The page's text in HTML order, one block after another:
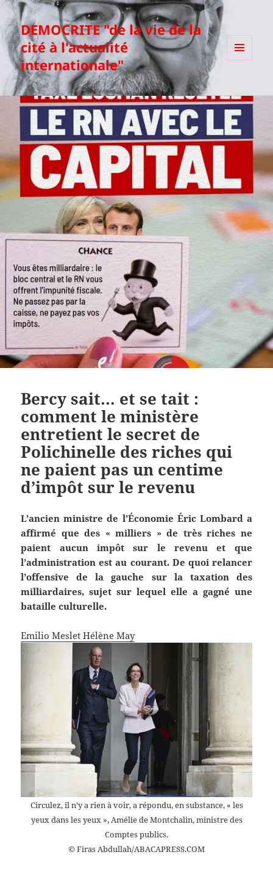
DEMOCRITE "de la vie de la
cité à l'actualité
internationale"
Bercy sait… et se tait :
comment le ministère
entretient le secret de
Polichinelle des riches qui
ne paient pas un centime
d’impôt sur le revenu
L’ancien ministre de l’Économie Éric Lombard a
affirmé que des « milliers » de très riches ne
paient aucun impôt sur le revenu et que
l’administration est au courant. De quoi relancer
l’offensive de la gauche sur la taxation des
milliardaires, sujet sur lequel elle a gagné une
bataille culturelle.
Emilio MesletHélène May
Circulez, il n’y a rien à voir, a répondu, en substance, « les
yeux dans les yeux », Amélie de Montchalin, ministre des
Comptes publics.
© Firas Abdullah/ABACAPRESS.COM